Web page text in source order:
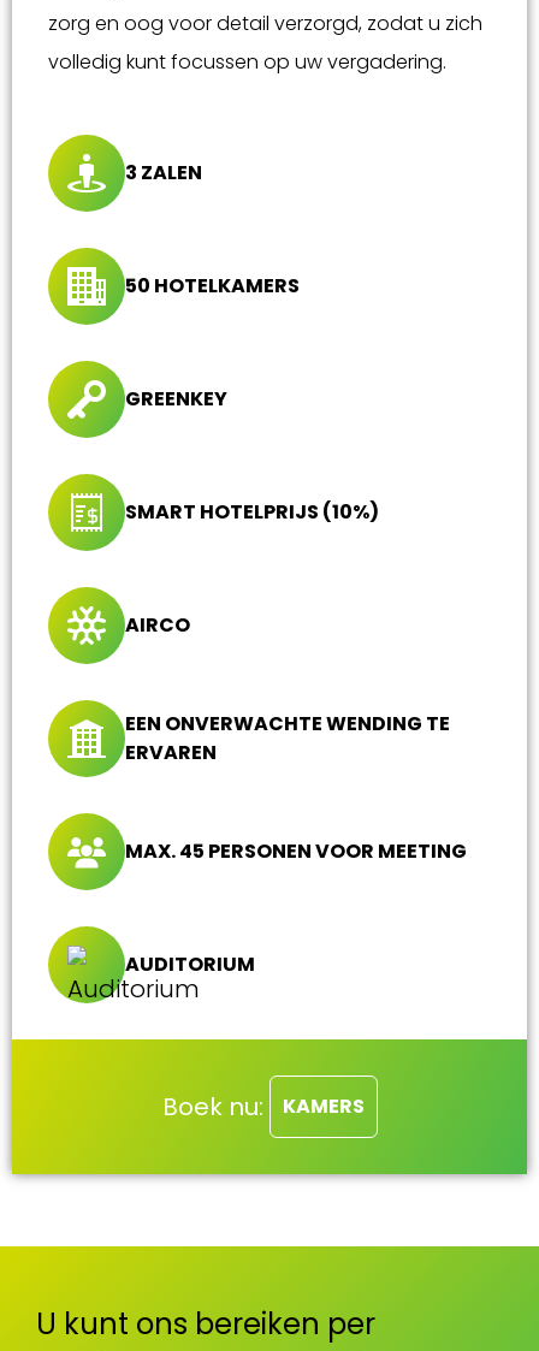
zorg en oog voor detail verzorgd, zodat u zich
volledig kunt focussen op uw vergadering.
3 ZALEN
50 HOTELKAMERS
GREENKEY
SMART HOTELPRIJS (10%)
AIRCO
EEN ONVERWACHTE WENDING TE
ERVAREN
MAX. 45 PERSONEN VOOR MEETING
AUDITORIUM
Boek nu: KAMERS
U kunt ons bereiken per